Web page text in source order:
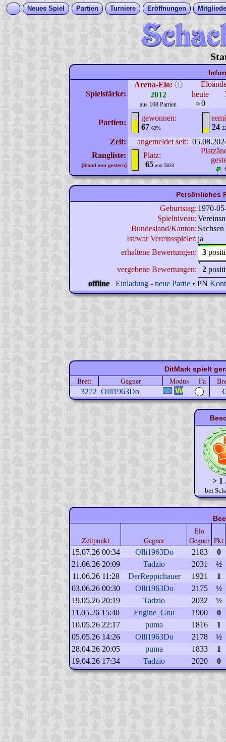
Neues Spiel Partien Turniere Eröffnungen
Spielstärke:
Arena-Elo: ⓘ
2012
aus 108 Partien
heute
0
Partien:
gewonnen:
67 62%
24
Zeit: angemeldet seit:
Rangliste:
[Stand von gestern]
Platz:
65 von 5833
Persönliches
Geburtstag: 1970-
Spielniveau:
Bundesland/Kanton: Sachsen
Ist/war Vereinsspieler:ja
erhaltene Bewertungen:
3
vergebene Bewertungen:
2
offline
Einladung - neue Partie • PN
DitMark spielt
Brett Gegner Modus Fa
3272 Olli1963Do
> 1
bei
Zeitpunkt Gegner
Elo
Gegner Pkt
15.07.26 00:34 Olli1963Do 2183
0
21.06.26 20:09
Tadzio 2031
½
11.06.26 11:28
DerReppichauer 1921
1
03.06.26 00:30
Olli1963Do 2175
½
19.05.26 20:19
Tadzio 2032
½
11.05.26 15:40
Engine_Gnu 1900
0
10.05.26 22:17
puma 1816
1
05.05.26 14:26
Olli1963Do 2178
½
28.04.26 20:05
puma 1833
1
19.04.26 17:34
Tadzio 2020 0